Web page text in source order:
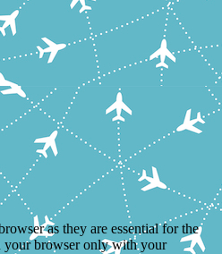
as they are essential for the
your browser only with your